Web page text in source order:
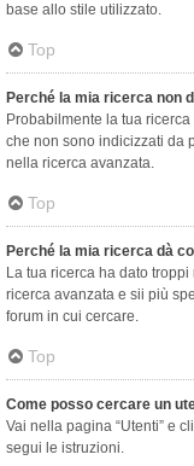
base allo stile utilizzato.
Top
Perché la mia ricerca non
Probabilmente la tua
che non sono indicizzati da
nella ricerca avanzata.
Top
Perché la mia ricerca dà
La tua ricerca ha dato
ricerca avanzata e sii più
forum in cui cercare.
Top
Come posso cercare un
Vai nella pagina “Utenti” e
segui le istruzioni.